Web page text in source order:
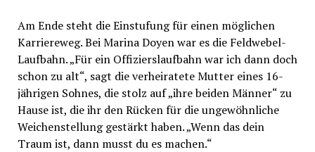
Am Ende steht die Einstufung für einen möglichen
Karriereweg. Bei Marina Doyen war es die Feldwebel-
Laufbahn. „Für ein Offizierslaufbahn war ich dann doch
schon zu alt“, sagt die verheiratete Mutter eines 16-
jährigen Sohnes, die stolz auf „ihre beiden Männer“ zu
Hause ist, die ihr den Rücken für die ungewöhnliche
Weichenstellung gestärkt haben. „Wenn das dein
Traum ist, dann musst du es machen.“